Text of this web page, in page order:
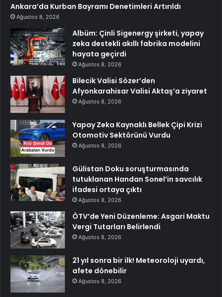
Ankara’da Kurban Bayramı Denetimleri Artırıldı
Ağustos 8, 2026
Albüm: Çinli Sigenergy şirketi, yapay
zeka destekli akıllı fabrika modelini
hayata geçirdi
Ağustos 8, 2026
Bilecik Valisi Sözer’den
Afyonkarahisar Valisi Aktaş’a ziyaret
Ağustos 8, 2026
Yapay Zeka Kaynaklı Bellek Çipi Krizi
Otomotiv Sektörünü Vurdu
Ağustos 8, 2026
Gülistan Doku soruşturmasında
tutuklanan Handan Sonel’in savcılık
ifadesi ortaya çıktı
Ağustos 8, 2026
ÖTV’de Yeni Düzenleme: Asgari Maktu
Vergi Tutarları Belirlendi
Ağustos 8, 2026
21 yıl sonra bir ilk! Meteoroloji uyardı,
afete dönebilir
Ağustos 8, 2026